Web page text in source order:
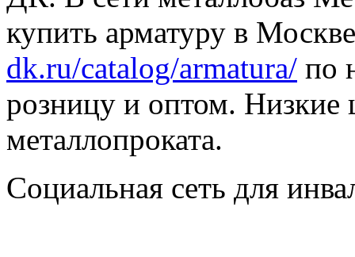
купить арматуру в
dk.ru/catalog/armatura/ по
розницу и оптом. Низкие
металлопроката.
Социальная сеть для